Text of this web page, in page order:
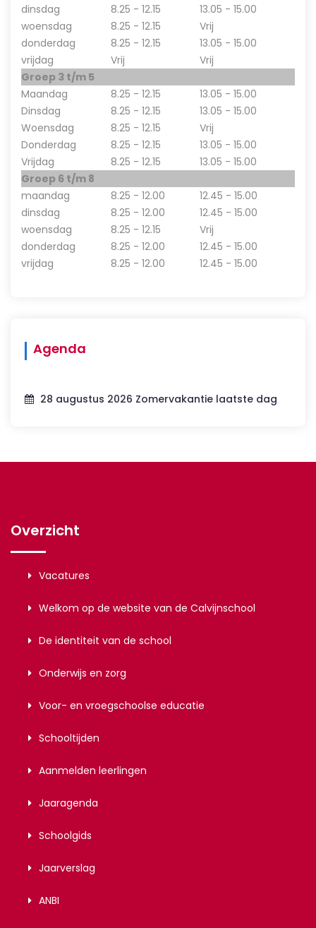
dinsdag
8.25 - 12.15
13.05 - 15.00
woensdag
8.25 - 12.15
Vrij
donderdag
8.25 - 12.15
13.05 - 15.00
vrijdag
Vrij
Vrij
Groep 3 t/m 5
Maandag
8.25 - 12.15
13.05 - 15.00
Dinsdag
8.25 - 12.15
13.05 - 15.00
Woensdag
8.25 - 12.15
Vrij
Donderdag
8.25 - 12.15
13.05 - 15.00
Vrijdag
8.25 - 12.15
13.05 - 15.00
Groep 6 t/m 8
maandag
8.25 - 12.00
12.45 - 15.00
dinsdag
8.25 - 12.00
12.45 - 15.00
woensdag
8.25 - 12.15
Vrij
donderdag
8.25 - 12.00
12.45 - 15.00
vrijdag
8.25 - 12.00 12.45 - 15.00
Agenda
28 augustus 2026 Zomervakantie laatste dag
Overzicht
Vacatures
Welkom op de website van de Calvijnschool
De identiteit van de school
Onderwijs en zorg
Voor- en vroegschoolse educatie
Schooltijden
Aanmelden leerlingen
Jaaragenda
Schoolgids
Jaarverslag
ANBI